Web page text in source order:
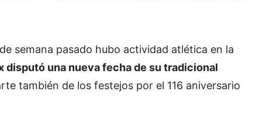
semana pasado hubo actividad atlética en la
disputó una nueva fecha de su tradicional
también de los festejos por el 116 aniversario